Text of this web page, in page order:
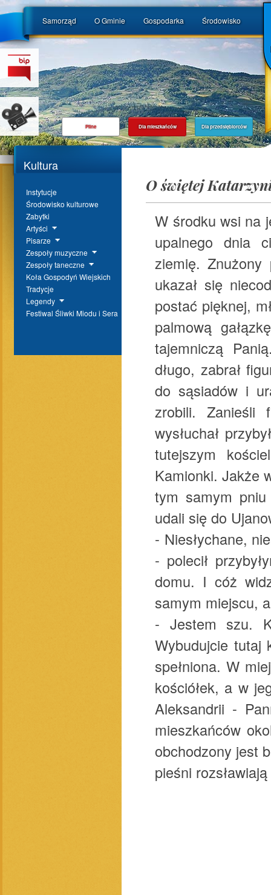
Samorząd O Gminie Gospodarka Środowisko
Pilne Dla mieszkańców Dla przedsiębiorców
Kultura
Instytucje
Środowisko kulturowe
Zabytki
Artyści
Pisarze
Zespoły muzyczne
Zespoły taneczne
Koła Gospodyń Wiejskich
Tradycje
Legendy
Festiwal Śliwki Miodu i Sera
O świętej
W środku wsi na
upalnego dnia
ziemię. Znużony
ukazał się
postać pięknej,
palmową
tajemniczą
długo, zabrał
do sąsiadów i
zrobili. Zanieśli
wysłuchał
tutejszym
Kamionki. Jakże
tym samym
udali się do
- Niesłychane,
- polecił
domu. I cóż
samym miejscu,
- Jestem szu.
Wybudujcie tutaj
spełniona. W
kościółek, a w
Aleksandrii -
mieszkańców
obchodzony jest
pieśni